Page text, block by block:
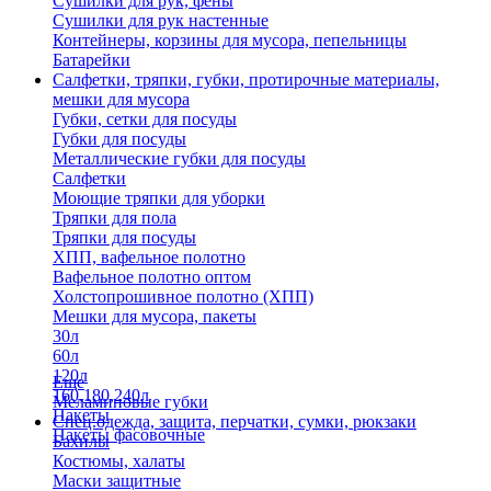
Сушилки для рук настенные
Контейнеры, корзины для мусора, пепельницы
Батарейки
Салфетки, тряпки, губки, протирочные материалы,
мешки для мусора
Губки, сетки для посуды
Губки для посуды
Металлические губки для посуды
Салфетки
Моющие тряпки для уборки
Тряпки для пола
Тряпки для посуды
ХПП, вафельное полотно
Вафельное полотно оптом
Холстопрошивное полотно (ХПП)
Мешки для мусора, пакеты
30л
60л
120л
160,180,240л
Пакеты
Пакеты фасовочные
Еще
Меламиновые губки
Спец.одежда, защита, перчатки, сумки, рюкзаки
Бахилы
Костюмы, халаты
Маски защитные